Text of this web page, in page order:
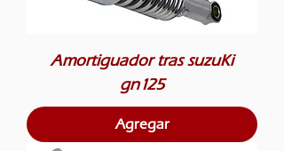
Amortiguador tras suzuKi
gn125
Agregar